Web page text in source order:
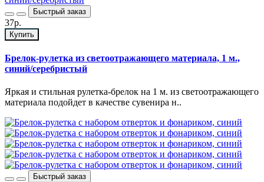
Быстрый заказ
37р.
Купить
Брелок-рулетка из светоотражающего материала, 1 м.,
синий/серебристый
Яркая и стильная рулетка-брелок на 1 м. из светоотражающего
материала подойдет в качестве сувенира н..
Быстрый заказ